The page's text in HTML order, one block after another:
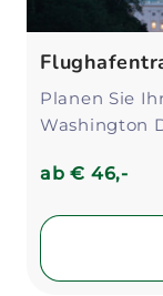
Planen Sie
Washington
ab€ 46,-